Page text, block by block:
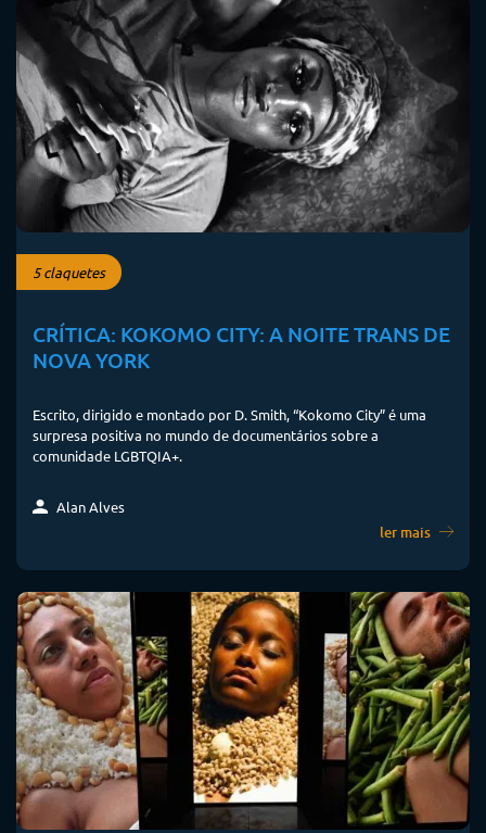
5 claquetes
CRÍTICA: KOKOMO CITY: A NOITE TRANS DE
NOVA YORK
Escrito, dirigido e montado por D. Smith, “Kokomo City” é uma
surpresa positiva no mundo de documentários sobre a
comunidade LGBTQIA+.
Alan Alves
ler mais